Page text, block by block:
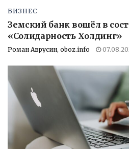
БИЗНЕС
Земский банк вошёл в
«Солидарность Холдинг»
Роман Аврусин, oboz.info